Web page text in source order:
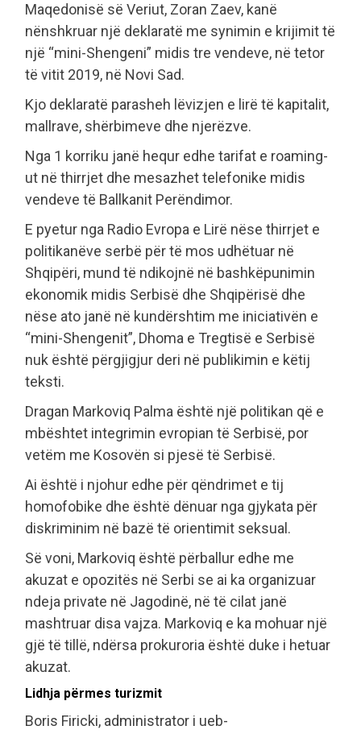
Maqedonisë së Veriut, Zoran Zaev, kanë
nënshkruar një deklaratë me synimin e krijimit të
një “mini-Shengeni” midis tre vendeve, në tetor
të vitit 2019, në Novi Sad.
Kjo deklaratë parasheh lëvizjen e lirë të kapitalit,
mallrave, shërbimeve dhe njerëzve.
Nga 1 korriku janë hequr edhe tarifat e roaming-
ut në thirrjet dhe mesazhet telefonike midis
vendeve të Ballkanit Perëndimor.
E pyetur nga Radio Evropa e Lirë nëse thirrjet e
politikanëve serbë për të mos udhëtuar në
Shqipëri, mund të ndikojnë në bashkëpunimin
ekonomik midis Serbisë dhe Shqipërisë dhe
nëse ato janë në kundërshtim me iniciativën e
“mini-Shengenit”, Dhoma e Tregtisë e Serbisë
nuk është përgjigjur deri në publikimin e këtij
teksti.
Dragan Markoviq Palma është një politikan që e
mbështet integrimin evropian të Serbisë, por
vetëm me Kosovën si pjesë të Serbisë.
Ai është i njohur edhe për qëndrimet e tij
homofobike dhe është dënuar nga gjykata për
diskriminim në bazë të orientimit seksual.
Së voni, Markoviq është përballur edhe me
akuzat e opozitës në Serbi se ai ka organizuar
ndeja private në Jagodinë, në të cilat janë
mashtruar disa vajza. Markoviq e ka mohuar një
gjë të tillë, ndërsa prokuroria është duke i hetuar
akuzat.
Lidhja përmes turizmit
Boris Firicki, administrator i ueb-